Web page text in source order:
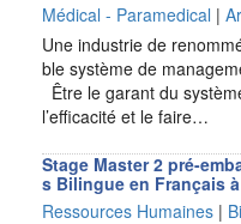
Médical - Paramedical |
Une industrie de
ble système de
Être le garant du
l’efficacité et le faire…
Stage Master 2 pré-
s Bilingue en Français
Ressources Humaines |